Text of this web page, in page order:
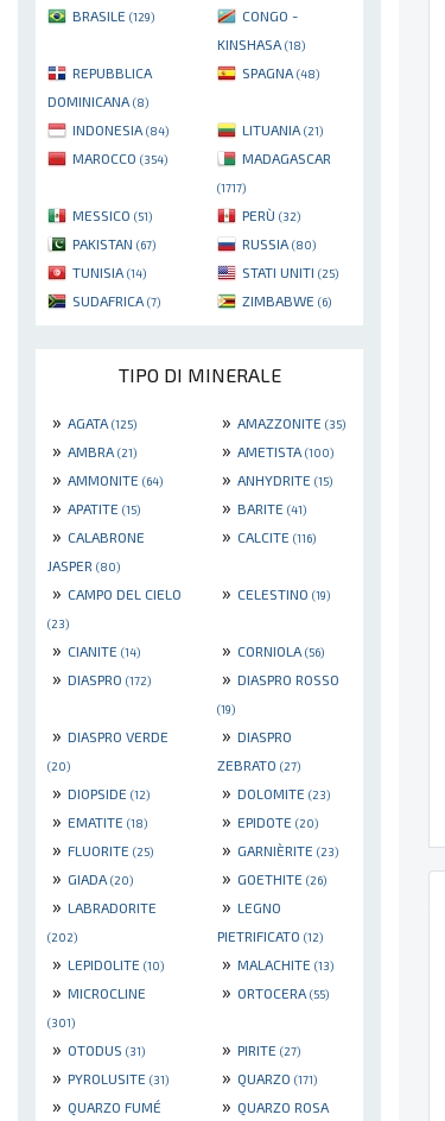
BRASILE (129)
CONGO -
KINSHASA (18)
REPUBBLICA
DOMINICANA (8)
SPAGNA (48)
INDONESIA (84) LITUANIA (21)
MAROCCO (354) MADAGASCAR
(1717)
MESSICO (51) PERÙ (32)
PAKISTAN (67) RUSSIA (80)
TUNISIA (14) STATI UNITI (25)
SUDAFRICA (7) ZIMBABWE (6)
TIPO DI MINERALE
» AGATA (125) » AMAZZONITE (35)
» AMBRA (21) » AMETISTA (100)
» AMMONITE (64) » ANHYDRITE (15)
» APATITE (15) » BARITE (41)
» CALABRONE
JASPER (80)
» CALCITE (116)
» CAMPO DEL CIELO
(23)
» CELESTINO (19)
» CIANITE (14) » CORNIOLA (56)
» DIASPRO (172) » DIASPRO ROSSO
(19)
» DIASPRO VERDE
(20)
» DIASPRO
ZEBRATO (27)
» DIOPSIDE (12) » DOLOMITE (23)
» EMATITE (18) » EPIDOTE (20)
» FLUORITE (25) » GARNIÈRITE (23)
» GIADA (20) » GOETHITE (26)
» LABRADORITE
(202)
» LEGNO
PIETRIFICATO (12)
» LEPIDOLITE (10) » MALACHITE (13)
» MICROCLINE
(301)
» ORTOCERA (55)
» OTODUS (31) » PIRITE (27)
» PYROLUSITE (31) » QUARZO (171)
» QUARZO FUMÉ » QUARZO ROSA